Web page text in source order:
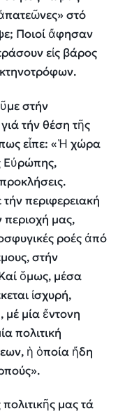
στό
Ποιοί ἄφησαν
εἰς βάρος
στήν
τήν θέση τῆς
εἶπε: «Ἡ χώρα
Εὐρώπης,
περιφερειακή
περιοχή μας,
ροές ἀπό
στήν
ὅμως, μέσα
ἰσχυρή,
μία ἔντονη
πολιτική
ἡ ὁποία ἤδη
μας τά